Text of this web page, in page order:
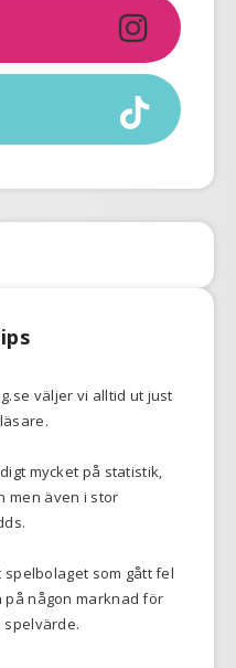
väljer vi alltid ut just
mycket på statistik,
men även i stor
som gått fel
på någon marknad för
spelvärde.